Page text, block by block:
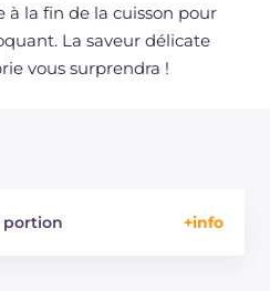
à la fin de la cuisson pour
La saveur délicate
vous surprendra !
portion